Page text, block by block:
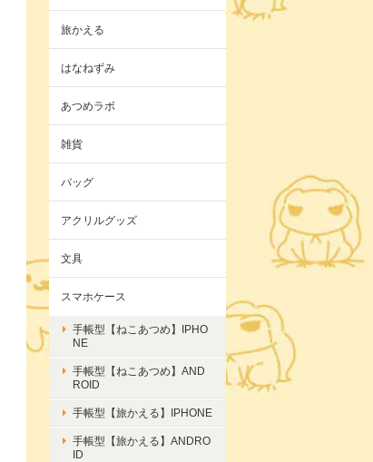
旅かえる
はなねずみ
あつめラボ
雑貨
バッグ
アクリルグッズ
文具
スマホケース
手帳型【ねこあつめ】IPHO
NE
手帳型【ねこあつめ】AND
ROID
手帳型【旅かえる】IPHONE
手帳型【旅かえる】ANDRO
ID